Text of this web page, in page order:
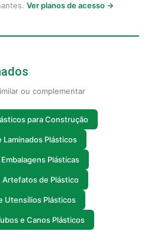
Ver planos de acesso →
ou complementar
para Construção
Laminados Plásticos
Plásticas
Artefatos de Plástico
Utensílios Plásticos
e Canos Plásticos